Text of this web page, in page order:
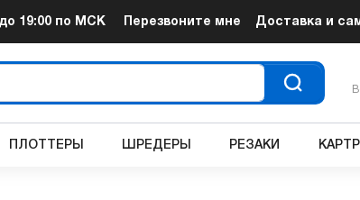
19:00 по МСК Перезвоните мне Доставка и
ПЛОТТЕРЫ ШРЕДЕРЫ РЕЗАКИ